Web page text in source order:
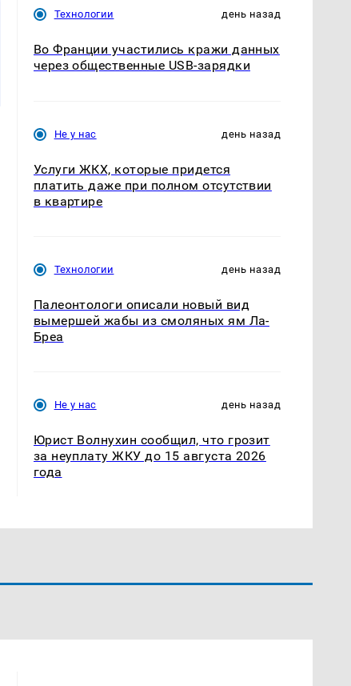
Все новости по
Таких событий не
было с 1945: чего
Технологии день назад
Во Франции участились кражи данных
через общественные USB-зарядки
Не у нас день назад
Услуги ЖКХ, которые придется
платить даже при полном отсутствии
в квартире
Технологии день назад
Палеонтологи описали новый вид
вымершей жабы из смоляных ям Ла-
Бреа
Не у нас день назад
Юрист Волнухин сообщил, что грозит
за неуплату ЖКУ до 15 августа 2026
года